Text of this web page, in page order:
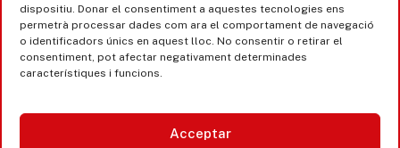
dispositiu. Donar el consentiment a aquestes tecnologies ens
permetrà processar dades com ara el comportament de navegació
o identificadors únics en aquest lloc. No consentir o retirar el
consentiment, pot afectar negativament determinades
característiques i funcions.
Acceptar
Castell d’Aro · Platja d’Aro · S’Agaró